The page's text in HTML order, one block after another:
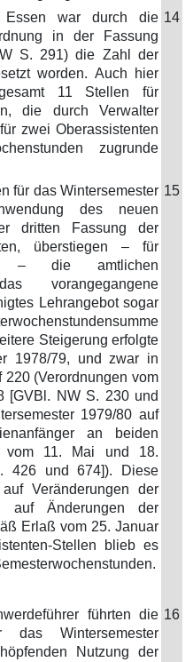
Essen war durch die
in der Fassung
S. 291) die Zahl der
worden. Auch hier
11 Stellen für
die durch Verwalter
zwei Oberassistenten
zugrunde
14
für das Wintersemester
des neuen
dritten Fassung der
überstiegen – für
– die amtlichen
vorangegangene
Lehrangebot sogar
Steigerung erfolgte
1978/79, und zwar in
(Verordnungen vom
[GVBl. NW S. 230 und
1979/80 auf
an beiden
vom 11. Mai und 18.
426 und 674]). Diese
Veränderungen der
auf Änderungen der
Erlaß vom 25. Januar
Stellen blieb es
15
führten die
das Wintersemester
Nutzung der
16